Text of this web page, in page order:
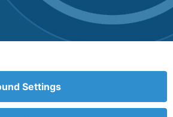
Settings